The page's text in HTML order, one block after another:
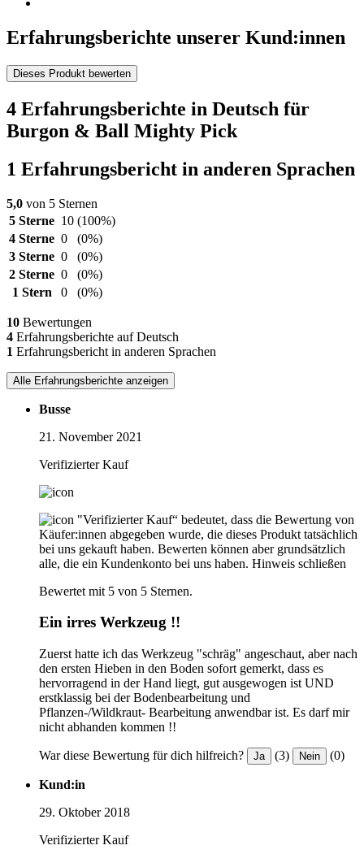
Erfahrungsberichte unserer Kund:innen
Dieses Produkt bewerten
4 Erfahrungsberichte in Deutsch für
Burgon & Ball Mighty Pick
1 Erfahrungsbericht in anderen Sprachen
5,0 von 5 Sternen
5 Sterne 10 (100%)
4 Sterne 0
(0%)
3 Sterne 0
(0%)
2 Sterne 0
(0%)
1 Stern
0 (0%)
10 Bewertungen
4 Erfahrungsberichte auf Deutsch
1 Erfahrungsbericht in anderen Sprachen
Alle Erfahrungsberichte anzeigen
Busse
21. November 2021
Verifizierter Kauf
"Verifizierter Kauf“ bedeutet, dass die Bewertung von
Käufer:innen abgegeben wurde, die dieses Produkt tatsächlich
bei uns gekauft haben. Bewerten können aber grundsätzlich
alle, die ein Kundenkonto bei uns haben. Hinweis schließen
Bewertet mit 5 von 5 Sternen.
Ein irres Werkzeug !!
Zuerst hatte ich das Werkzeug "schräg" angeschaut, aber nach
den ersten Hieben in den Boden sofort gemerkt, dass es
hervorragend in der Hand liegt, gut ausgewogen ist UND
erstklassig bei der Bodenbearbeitung und
Pflanzen-/Wildkraut- Bearbeitung anwendbar ist. Es darf mir
nicht abhanden kommen !!
War diese Bewertung für dich hilfreich? Ja (3) Nein (0)
Kund:in
29. Oktober 2018
Verifizierter Kauf